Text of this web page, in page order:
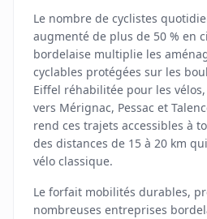
Le nombre de cyclistes
augmenté de plus de 50 % en
bordelaise multiplie les
cyclables protégées sur les
Eiffel réhabilitée pour les
vers Mérignac, Pessac et
rend ces trajets accessibles à
des distances de 15 à 20 km
vélo classique.
Le forfait mobilités durables,
nombreuses entreprises